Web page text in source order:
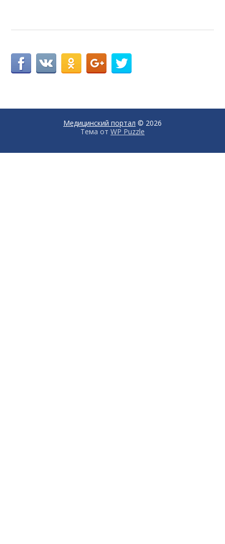
Медицинский портал © 2026
Тема от WP Puzzle